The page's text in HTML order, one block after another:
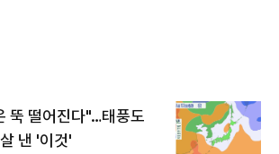
뚝 떨어진다"…태풍도
낸 '이것'